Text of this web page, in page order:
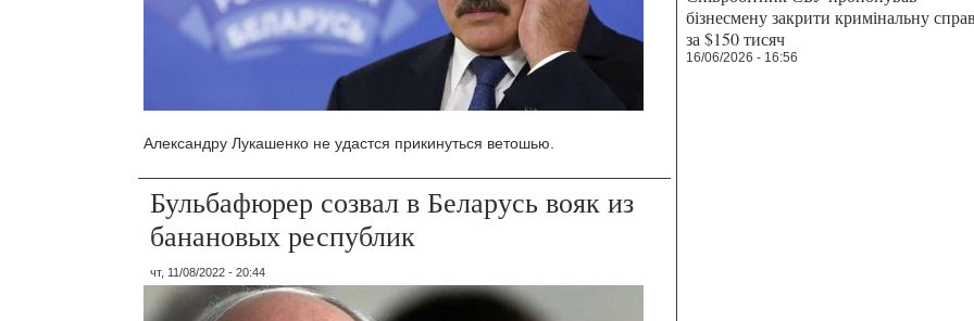
Александру Лукашенко не удастся прикинуться ветошью.
Бульбафюрер созвал в Беларусь вояк из
банановых республик
чт, 11/08/2022 - 20:44
бізнесмену закрити кримінальну
за $150 тисяч
16/06/2026 - 16:56